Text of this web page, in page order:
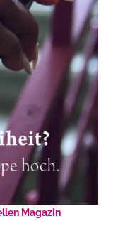
Magazin